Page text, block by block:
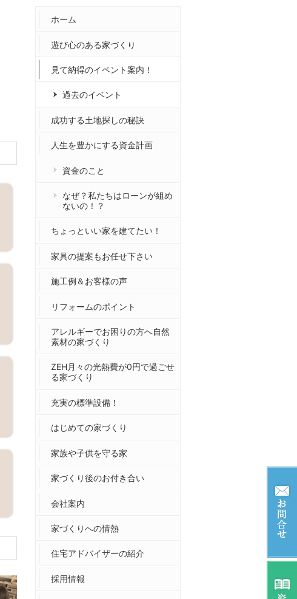
ホーム
遊び心のある家づくり
見て納得のイベント案内！
過去のイベント
成功する土地探しの秘訣
人生を豊かにする資金計画
資金のこと
なぜ？私たちはローンが組め
ないの！？
ちょっといい家を建てたい！
家具の提案もお任せ下さい
施工例＆お客様の声
リフォームのポイント
アレルギーでお困りの方へ自然
素材の家づくり
ZEH月々の光熱費が0円で過ごせ
る家づくり
充実の標準設備！
はじめての家づくり
家族や子供を守る家
家づくり後のお付き合い
会社案内
家づくりへの情熱
住宅アドバイザーの紹介
採用情報